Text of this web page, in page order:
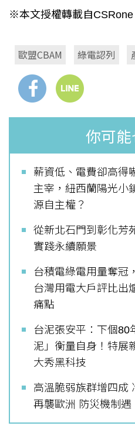
※本文授權轉載自CSRone
歐盟CBAM 綠電認列
你可
薪資低、電費卻高得
主宰，紐西蘭陽光小
源自主權？
從新北石門到彰化芳
實踐永續願景
台積電綠電用量奪冠
台灣用電大戶評比出
痛點
台泥張安平：下個80
泥」衡量自身！特展
大秀黑科技
高溫脆弱族群增四成
再襲歐洲 防災機制遇